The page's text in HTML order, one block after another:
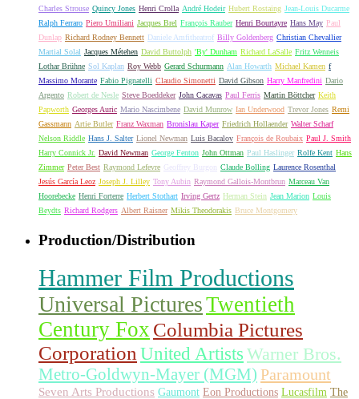
Charles Strouse Quincy Jones Henri Crolla André Hodeir Hubert Rostaing Jean-Louis Ducarme
Ralph Ferraro Piero Umiliani Jacques Brel François Rauber Henri Bourtayre Hans May Paul
Dunlap Richard Rodney Bennett Daniele Amfitheatrof Billy Goldenberg Christian Chevallier
Martial Solal Jacques Métehen David Buttolph 'By' Dunham Richard LaSalle Fritz Wenneis
Lothar Brühne Sol Kaplan Roy Webb Gerard Schurmann Alan Howarth Michael Kamen f
Massimo Morante Fabio Pignatelli Claudio Simonetti David Gibson Harry Manfredini Dario
Argento Robert de Nesle Steve Boeddeker John Cacavas Paul Ferris Martin Böttcher Keith
Papworth Georges Auric Mario Nascimbene David Munrow Ian Underwood Trevor Jones Remi
Gassmann Artie Butler Franz Waxman Bronislau Kaper Friedrich Hollaender Walter Scharf
Nelson Riddle Hans J. Salter Lionel Newman Luis Bacalov François de Roubaix Paul J. Smith
Harry Connick Jr. David Newman George Fenton John Ottman Paul Haslinger Rolfe Kent Hans
Zimmer Peter Best Raymond Lefevre Geoffrey Burgon Claude Bolling Laurence Rosenthal
Jesús García Leoz Joseph J. Lilley Tony Aubin Raymond Gallois-Montbrun Marceau Van
Hoorebecke Henri Forterre Herbert Stothart Irving Gertz Herman Stein Jean Marion Louis
Beydts Richard Rodgers Albert Raisner Mikis Theodorakis Bruce Montgomery
Production/Distribution
Hammer Film Productions
Universal PicturesTwentieth
Century Fox Columbia Pictures
Corporation United Artists Warner Bros.
Metro-Goldwyn-Mayer (MGM) Paramount
Seven Arts Productions Gaumont Eon Productions Lucasfilm The